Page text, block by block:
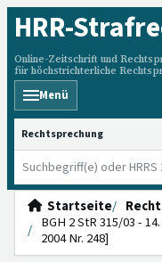
HRR-
Online-Zeitschrift und
für höchstrichterliche
Menü
HRRS durchsuchen
Startseite
BGH 2 StR 315/03 -
2004 Nr. 248]